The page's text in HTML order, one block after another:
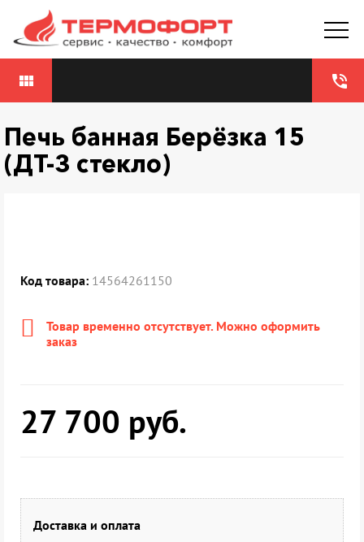
phone_in_talk
view_module
Печь банная Берёзка 15
(ДТ-3 стекло)
Код товара: 14564261150
Товар временно отсутствует. Можно оформить
заказ
27 700 руб.
Доставка и оплата